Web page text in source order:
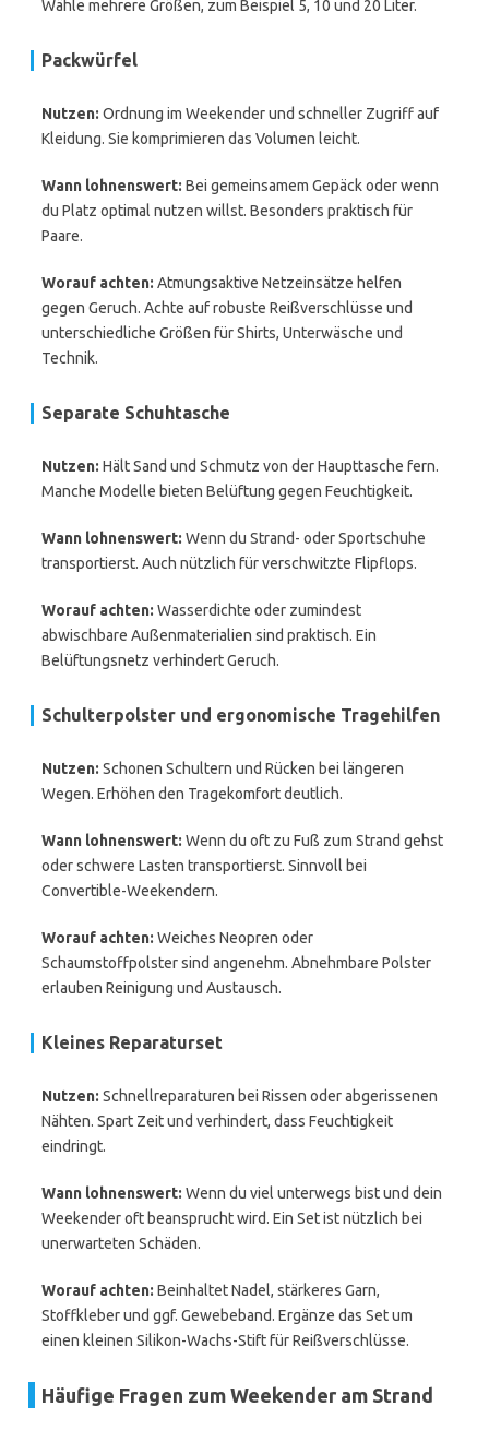
Wähle mehrere Größen, zum Beispiel 5, 10 und 20 Liter.
Packwürfel
Nutzen: Ordnung im Weekender und schneller Zugriff auf
Kleidung. Sie komprimieren das Volumen leicht.
Wann lohnenswert: Bei gemeinsamem Gepäck oder wenn
du Platz optimal nutzen willst. Besonders praktisch für
Paare.
Worauf achten: Atmungsaktive Netzeinsätze helfen
gegen Geruch. Achte auf robuste Reißverschlüsse und
unterschiedliche Größen für Shirts, Unterwäsche und
Technik.
Separate Schuhtasche
Nutzen: Hält Sand und Schmutz von der Haupttasche fern.
Manche Modelle bieten Belüftung gegen Feuchtigkeit.
Wann lohnenswert: Wenn du Strand- oder Sportschuhe
transportierst. Auch nützlich für verschwitzte Flipflops.
Worauf achten: Wasserdichte oder zumindest
abwischbare Außenmaterialien sind praktisch. Ein
Belüftungsnetz verhindert Geruch.
Schulterpolster und ergonomische Tragehilfen
Nutzen: Schonen Schultern und Rücken bei längeren
Wegen. Erhöhen den Tragekomfort deutlich.
Wann lohnenswert: Wenn du oft zu Fuß zum Strand gehst
oder schwere Lasten transportierst. Sinnvoll bei
Convertible-Weekendern.
Worauf achten: Weiches Neopren oder
Schaumstoffpolster sind angenehm. Abnehmbare Polster
erlauben Reinigung und Austausch.
Kleines Reparaturset
Nutzen: Schnellreparaturen bei Rissen oder abgerissenen
Nähten. Spart Zeit und verhindert, dass Feuchtigkeit
eindringt.
Wann lohnenswert: Wenn du viel unterwegs bist und dein
Weekender oft beansprucht wird. Ein Set ist nützlich bei
unerwarteten Schäden.
Worauf achten: Beinhaltet Nadel, stärkeres Garn,
Stoffkleber und ggf. Gewebeband. Ergänze das Set um
einen kleinen Silikon-Wachs-Stift für Reißverschlüsse.
Häufige Fragen zum Weekender am Strand